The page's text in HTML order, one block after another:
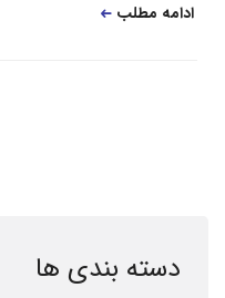
ادامه مطلب
دسته بندی ها